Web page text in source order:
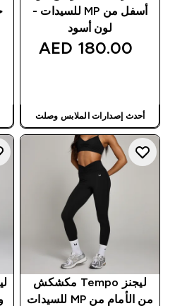
أسفل من MP للسيدات -
لون أسود
180.00 AED‎
أحدث إصدارات الملابس وصلت
ليجنز Tempo مكشكش
من الأمام من MP للسيدات